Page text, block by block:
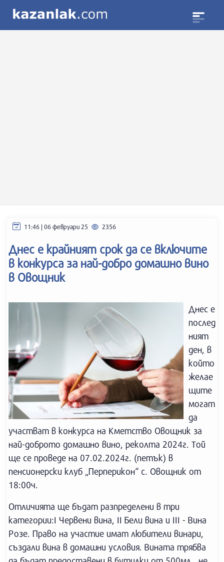
11:46 | 06 февруари 25 2356
Днес е крайният срок да се включите
в конкурса за най-добро домашно вино
в Овощник
Днес е
послед
ният
ден, в
който
желае
щите
могат
да
участват в конкурса на Кметство Овощник за
най-доброто домашно вино, реколта 2024г. Той
ще се проведе на 07.02.2024г. (петък) в
пенсионерски клуб „Перперикон“ с. Овощник от
18:00ч.
Отличията ще бъдат разпределени в три
категории:I Червени вина, II Бели вина и III - Вина
Розе. Право на участие имат любители винари,
създали вина в домашни условия. Вината трябва